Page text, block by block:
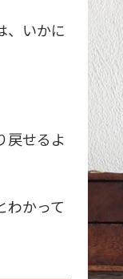
、いかに
戻せるよ
わかって